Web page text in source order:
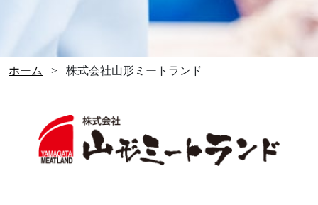
ホーム > 株式会社山形ミートランド